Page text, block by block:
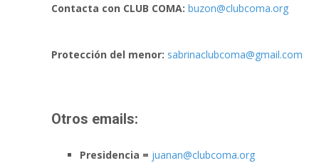
Contacta con CLUB COMA: buzon@clubcoma.org
Protección del menor: sabrinaclubcoma@gmail.com
Otros emails:
Presidencia = juanan@clubcoma.org